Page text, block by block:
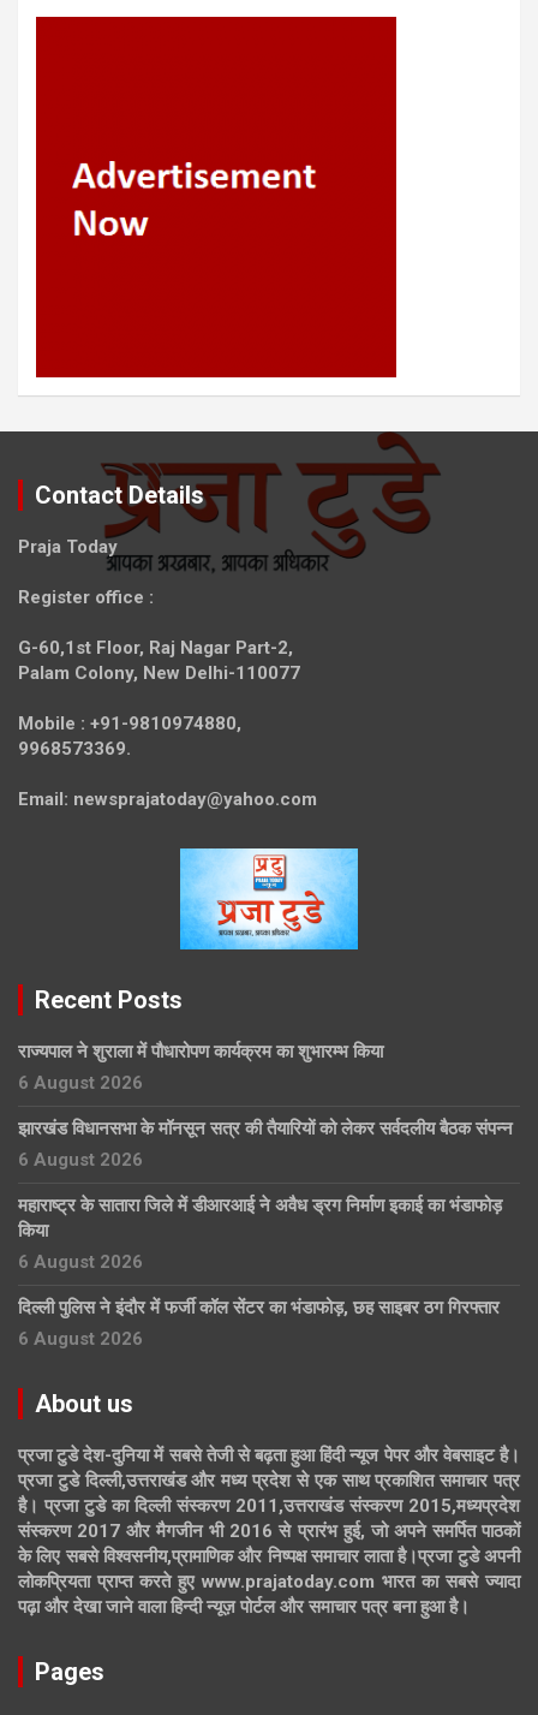
Contact Details
Praja Today
Register office :
G-60,1st Floor, Raj Nagar Part-2,
Palam Colony, New Delhi-110077
Mobile : +91-9810974880,
9968573369.
Email: newsprajatoday@yahoo.com
Recent Posts
राज्यपाल ने शुराला में पौधारोपण कार्यक्रम का शुभारम्भ किया
6 August 2026
झारखंड विधानसभा के मॉनसून सत्र की तैयारियों को लेकर सर्वदलीय बैठक संपन्न
6 August 2026
महाराष्ट्र के सातारा जिले में डीआरआई ने अवैध ड्रग निर्माण इकाई का भंडाफोड़
किया
6 August 2026
दिल्ली पुलिस ने इंदौर में फर्जी कॉल सेंटर का भंडाफोड़, छह साइबर ठग गिरफ्तार
6 August 2026
About us
प्रजा टुडे देश-दुनिया में सबसे तेजी से बढ़ता हुआ हिंदी न्यूज पेपर और वेबसाइट है।
प्रजा टुडे दिल्ली,उत्तराखंड और मध्य प्रदेश से एक साथ प्रकाशित समाचार पत्र
है। प्रजा टुडे का दिल्ली संस्करण 2011,उत्तराखंड संस्करण 2015,मध्यप्रदेश
संस्करण 2017 और मैगजीन भी 2016 से प्रारंभ हुई, जो अपने समर्पित पाठकों
के लिए सबसे विश्वसनीय,प्रामाणिक और निष्पक्ष समाचार लाता है।प्रजा टुडे अपनी
लोकप्रियता प्राप्त करते हुए www.prajatoday.com भारत का सबसे ज्यादा
पढ़ा और देखा जाने वाला हिन्दी न्यूज़ पोर्टल और समाचार पत्र बना हुआ है।
Pages